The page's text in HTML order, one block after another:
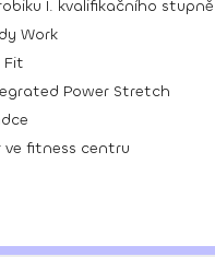
I. kvalifikačního stupně
Work
Fit
Power Stretch
fitness centru